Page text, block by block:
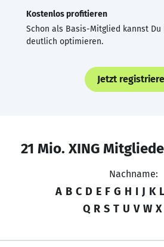
Kostenlos profitieren
Schon als Basis-Mitglied kannst Du
deutlich optimieren.
Jetzt
21 Mio. XING
Nachname:
A B C D E F G H I J K L
Q R S T U V W X